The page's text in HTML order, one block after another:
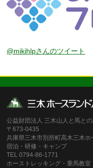
@mikihlpさんのツイート
公益財団法人 三木山人と馬と
〒673-0435
兵庫県三木市別所町高木三木ホ
宿泊・研修・キャンプ
TEL 0794-86-1771
ホーストレッキング・乗馬教室